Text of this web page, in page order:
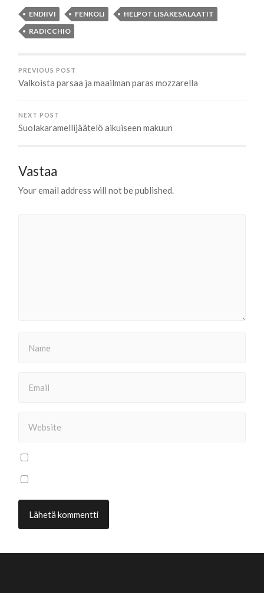
ENDIIVI FENKOLI
HELPOT LISÄKESALAATIT
RADICCHIO
PREVIOUS POST
Valkoista parsaa ja maailman paras mozzarella
NEXT POST
Suolakaramellijäätelö aikuiseen makuun
Vastaa
Your email address will not be published.